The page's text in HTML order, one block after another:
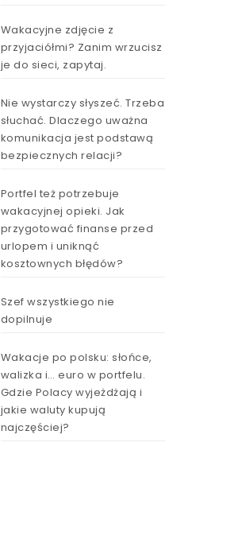
Wakacyjne zdjęcie z
przyjaciółmi? Zanim wrzucisz
je do sieci, zapytaj.
Nie wystarczy słyszeć. Trzeba
słuchać. Dlaczego uważna
komunikacja jest podstawą
bezpiecznych relacji?
Portfel też potrzebuje
wakacyjnej opieki. Jak
przygotować finanse przed
urlopem i uniknąć
kosztownych błędów?
Szef wszystkiego nie
dopilnuje
Wakacje po polsku: słońce,
walizka i… euro w portfelu.
Gdzie Polacy wyjeżdżają i
jakie waluty kupują
najczęściej?